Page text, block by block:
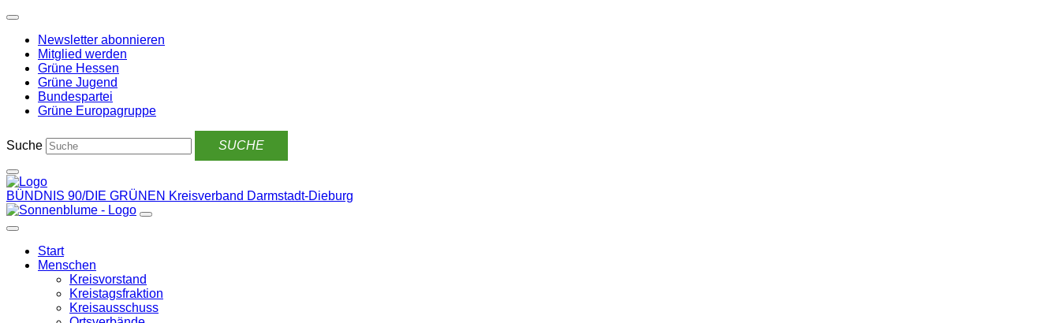
Weiter
Inhalt
Newsletter abonnieren
Mitglied werden
Grüne Hessen
Grüne Jugend
Bundespartei
Grüne Europagruppe
Suche
BÜNDNIS 90/DIE GRÜNEN Kreisverband Darmstadt-Dieburg
Start
Menschen
Kreisvorstand
Kreistagsfraktion
Kreisausschuss